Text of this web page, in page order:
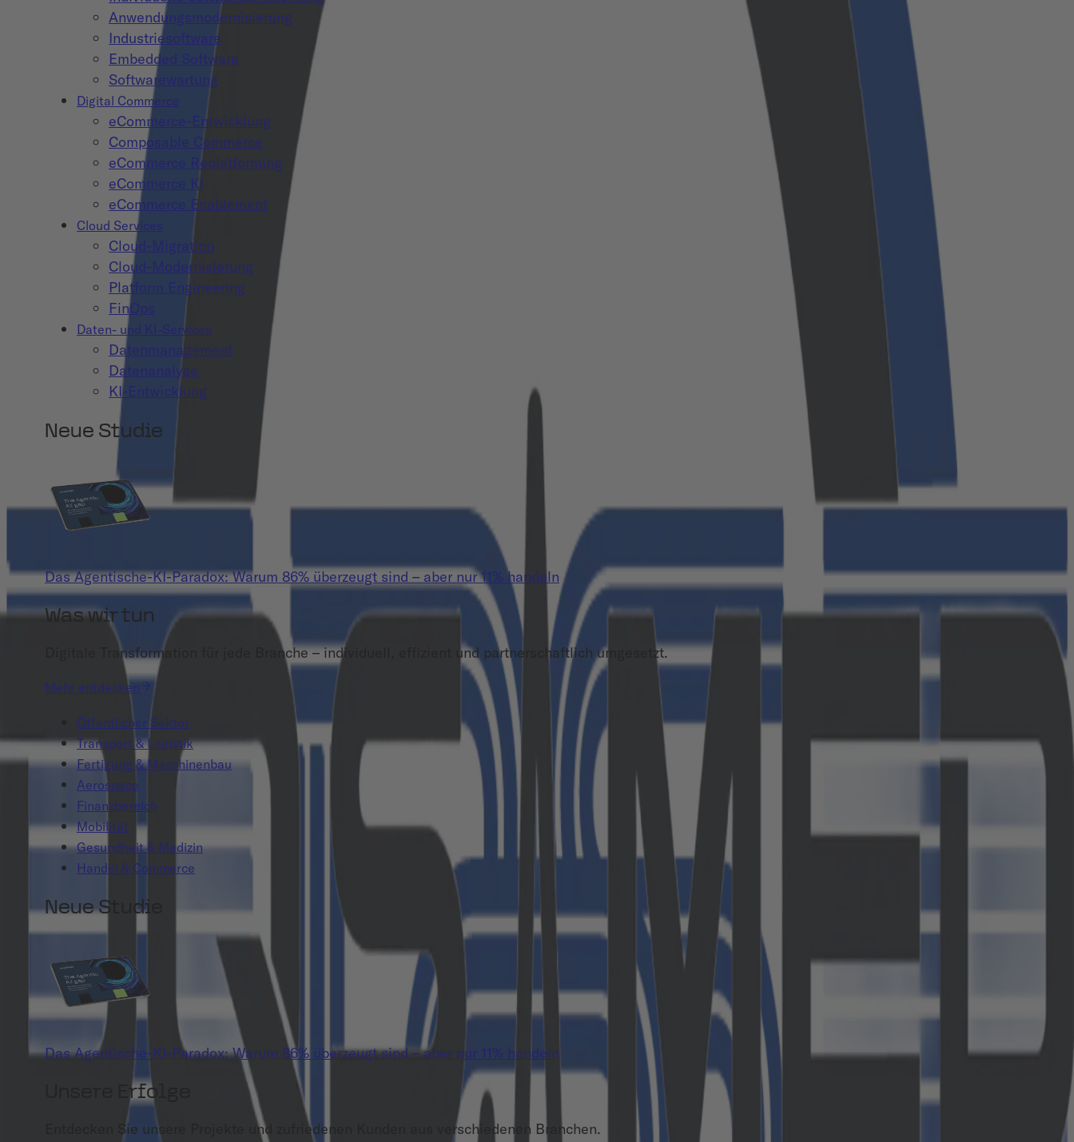
Anwendungsmodernisierung
Industriesoftware
Embedded Software
Softwarewartung
Digital Commerce
eCommerce-Entwicklung
Composable Commerce
eCommerce Replatforming
eCommerce KI
eCommerce Enablement
Cloud Services
Cloud-Migration
Cloud-Modernisierung
Platform Engineering
FinOps
Daten- und KI-Services
Datenmanagement
Datenanalyse
KI-Entwicklung
Neue Studie
Das Agentische-KI-Paradox: Warum 86% überzeugt sind – aber nur 11% handeln
Was wir tun
Digitale Transformation für jede Branche – individuell, effizient und partnerschaftlich umgesetzt.
Mehr entdecken
Öffentlicher Sektor
Transport & Logistik
Fertigung & Maschinenbau
Aerospace
Finanzbereich
Mobilität
Gesundheit & Medizin
Handel & Commerce
Neue Studie
Das Agentische-KI-Paradox: Warum 86% überzeugt sind – aber nur 11% handeln
Unsere Erfolge
Entdecken Sie unsere Projekte und zufriedenen Kunden aus verschiedenen Branchen.